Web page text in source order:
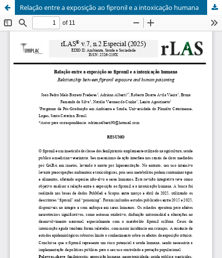
Relação entre a exposição ao fipronil e a intoxicação humana